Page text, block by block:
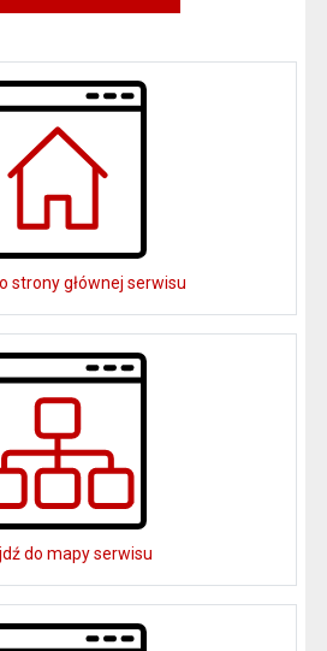
strony głównej serwisu
do mapy serwisu